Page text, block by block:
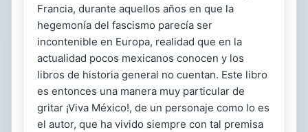
Francia, durante aquellos años en que la
hegemonía del fascismo parecía ser
incontenible en Europa, realidad que en la
actualidad pocos mexicanos conocen y los
libros de historia general no cuentan. Este libro
es entonces una manera muy particular de
gritar ¡Viva México!, de un personaje como lo es
el autor, que ha vivido siempre con tal premisa